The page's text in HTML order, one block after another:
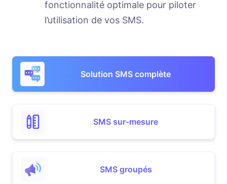
Solution SMS complète
SMS sur-mesure
SMS groupés
fonctionnalité optimale pour piloter
l’utilisation de vos SMS.